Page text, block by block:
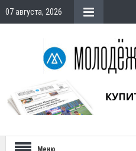
07 августа, 2026